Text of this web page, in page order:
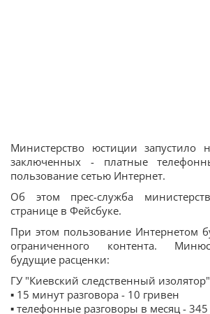
Министерство юстиции запустило
заключенных - платные
пользование сетью Интернет.
Об этом прес-служба
странице в Фейсбуке.
При этом пользование Интернетом
ограниченного контента.
будущие расценки:
ГУ "Киевский следственный
▪️ 15 минут разговора - 10 гривен
▪️ телефонные разговоры в месяц -